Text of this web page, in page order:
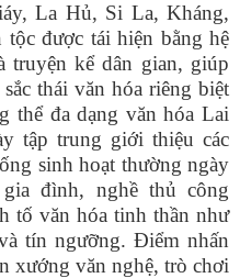
La Hủ, Si La, Kháng,
được tái hiện bằng hệ
truyện kể dân gian, giúp
thái văn hóa riêng biệt
thể đa dạng văn hóa Lai
tập trung giới thiệu các
sinh hoạt thường ngày
đình, nghề thủ công
tố văn hóa tinh thần như
tín ngưỡng. Điểm nhấn
xướng văn nghệ, trò chơi